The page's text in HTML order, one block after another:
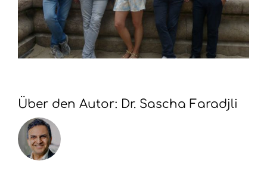
Über den Autor: Dr. Sascha Faradjli